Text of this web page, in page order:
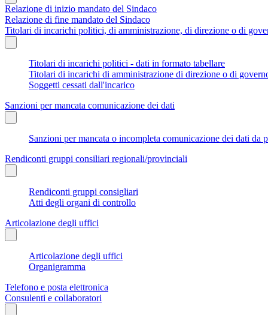
Relazione di inizio mandato del Sindaco
Relazione di fine mandato del Sindaco
Titolari di incarichi politici, di amministrazione, di direzione o di
Titolari di incarichi politici - dati in formato tabellare
Titolari di incarichi di amministrazione di direzione o di
Soggetti cessati dall'incarico
Sanzioni per mancata comunicazione dei dati
Sanzioni per mancata o incompleta comunicazione dei dati
Rendiconti gruppi consiliari regionali/provinciali
Rendiconti gruppi consigliari
Atti degli organi di controllo
Articolazione degli uffici
Articolazione degli uffici
Organigramma
Telefono e posta elettronica
Consulenti e collaboratori